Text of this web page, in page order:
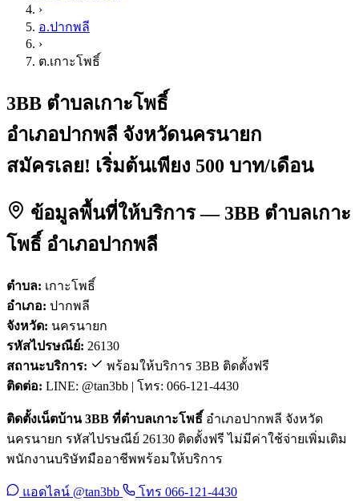
›
อ.ปากพลี
›
ต.เกาะโพธิ์
3BB ตำบลเกาะโพธิ์
อำเภอปากพลี จังหวัดนครนายก
สมัครเลย! เริ่มต้นเพียง 500 บาท/เดือน
ข้อมูลพื้นที่ให้บริการ — 3BB ตำบลเกาะ
โพธิ์ อำเภอปากพลี
ตำบล: เกาะโพธิ์
อำเภอ: ปากพลี
จังหวัด: นครนายก
รหัสไปรษณีย์: 26130
สถานะบริการ:
พร้อมให้บริการ 3BB ติดตั้งฟรี
ติดต่อ: LINE: @tan3bb | โทร: 066-121-4430
ติดตั้งเน็ตบ้าน 3BB ที่ตำบลเกาะโพธิ์ อำเภอปากพลี จังหวัด
นครนายก รหัสไปรษณีย์ 26130 ติดตั้งฟรี ไม่มีค่าใช้จ่ายเพิ่มเติม
พนักงานบริษัทมืออาชีพพร้อมให้บริการ
แอดไลน์ @tan3bb โทร 066-121-4430